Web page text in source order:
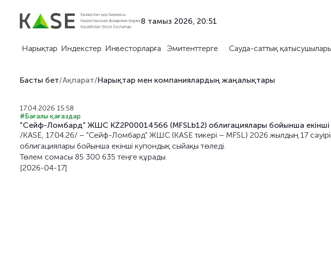
8 тамыз 2026, 20:51
Нарықтар Индекстер Инвесторларға Эмитенттерге Сауда-саттық
Басты бет/Ақпарат/Нарықтар мен компаниялардың жаңалықтары
17.04.2026 15:58
#Бағалы қағаздар
"Сейф-Ломбард" ЖШС KZ2P00014566 (MFSLb12) облигациялары бойынша
/KASE, 17.04.26/ – "Сейф-Ломбард" ЖШС (KASE тикері – MFSL) 2026 жылдың 17
облигациялары бойынша екiнші купондық сыйақы төледі.
Төлем сомасы 85 300 635 теңге құрады.
[2026-04-17]